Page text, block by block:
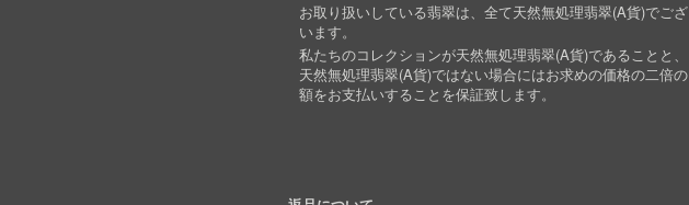
お取り扱いしている翡翠は、全て天然無処理翡翠(A貨)でござ
います。
私たちのコレクションが天然無処理翡翠(A貨)であることと、
天然無処理翡翠(A貨)ではない場合にはお求めの価格の二倍の
額をお支払いすることを保証致します。